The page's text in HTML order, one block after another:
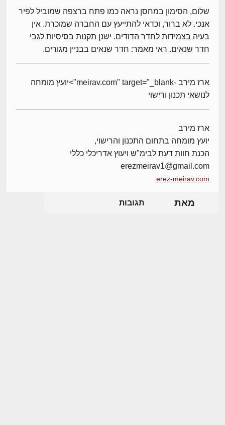
שלום, הסימון במחסן נראה כמו פתח ברצפה שמוביל לפיר
אנכי. לא ברור, וכדאי להתייעץ עם החברה שמוכרת. אין
בעיה בצמידות לחדר הדודים. ישנן תקנות בסיסיות לגבי
חדר שנאים. ראי מאמר: חדר שנאים בבניין מגורים.
ארז מירב -meirav.com" target="_blank">יועץ מומחה
לנושאי תכנון ורישוי
ארז מירב
יועץ מומחה בתחום התכנון והרישוי,
הכנת חוות דעת לבימ"ש ויעוץ אדריכלי כללי
erezmeirav1@gmail.com
erez-meirav.com
מאת תגובות